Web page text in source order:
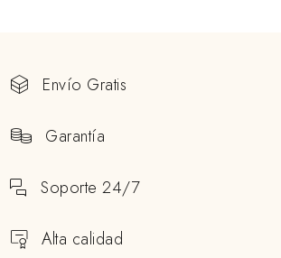
Envío Gratis
Garantía
Soporte 24/7
Alta calidad